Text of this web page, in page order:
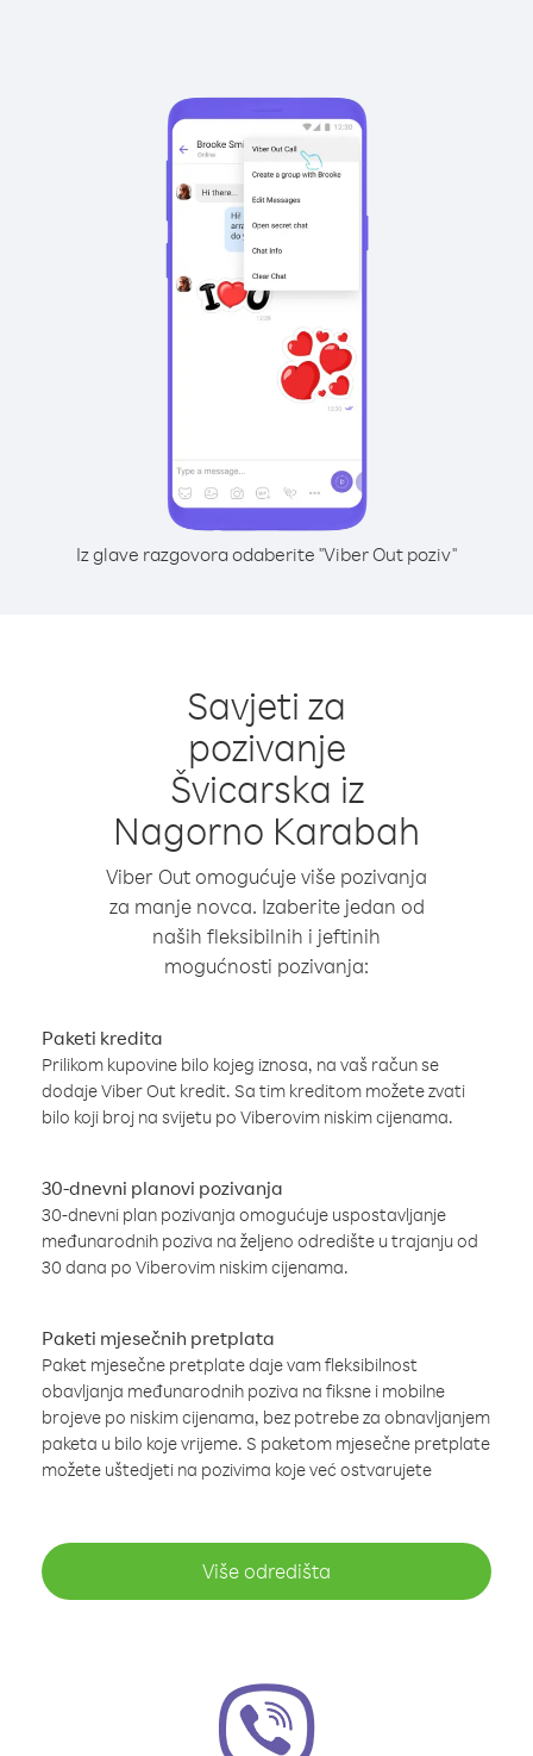
Iz glave razgovora odaberite "Viber Out poziv"
Savjeti za
pozivanje
Švicarska iz
Nagorno Karabah
Viber Out omogućuje više pozivanja
za manje novca. Izaberite jedan od
naših fleksibilnih i jeftinih
mogućnosti pozivanja:
Paketi kredita
Prilikom kupovine bilo kojeg iznosa, na vaš račun se
dodaje Viber Out kredit. Sa tim kreditom možete zvati
bilo koji broj na svijetu po Viberovim niskim cijenama.
30-dnevni planovi pozivanja
30-dnevni plan pozivanja omogućuje uspostavljanje
međunarodnih poziva na željeno odredište u trajanju od
30 dana po Viberovim niskim cijenama.
Paketi mjesečnih pretplata
Paket mjesečne pretplate daje vam fleksibilnost
obavljanja međunarodnih poziva na fiksne i mobilne
brojeve po niskim cijenama, bez potrebe za obnavljanjem
paketa u bilo koje vrijeme. S paketom mjesečne pretplate
možete uštedjeti na pozivima koje već ostvarujete
Više odredišta